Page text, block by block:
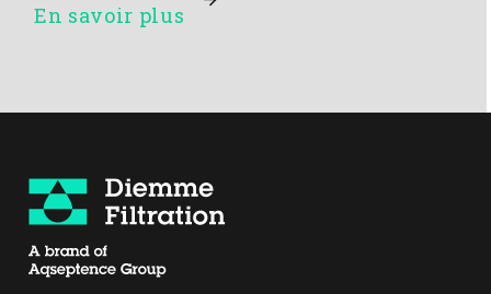
En savoir plus